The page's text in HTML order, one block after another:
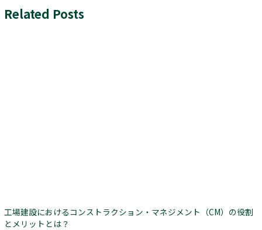
Related Posts
工場建設におけるコンストラクション・マネジメント（CM）の役割
とメリットとは？